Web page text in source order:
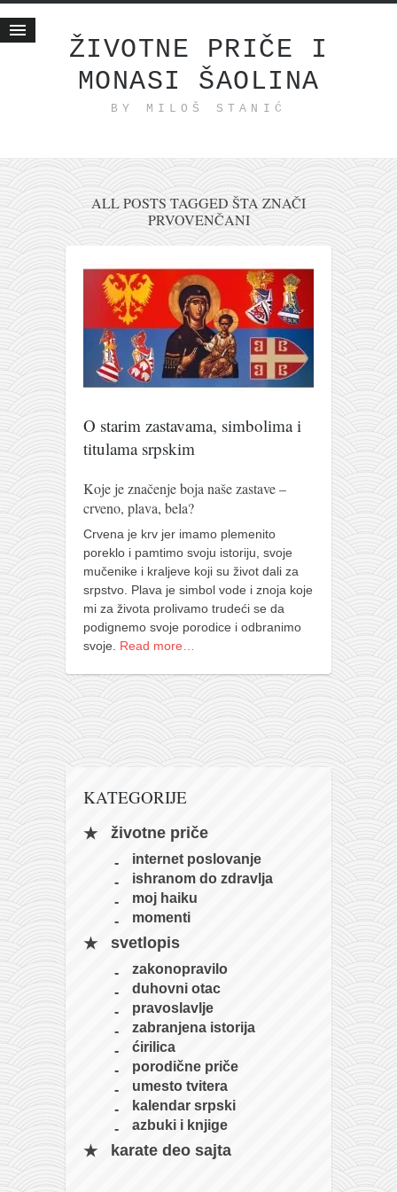
ŽIVOTNE PRIČE I
MONASI ŠAOLINA
BY MILOŠ STANIĆ
Životne priče
internet poslovanje
ishranom do zdravlja
moj haiku
bonus sadržaj
Svetlopis
zakonopravilo
duhovni otac
zabranjena istorija
ćirilica
porodične priče
umesto tvitera
kalendar srpski
azbuki i knjige
Okinava karate
najnovije na blogu
istorija karatea
bubishi
karate
kushanku
temashiwari
timbei rochin
tsunami dojo
program
snimci nastupa
ALL POSTS TAGGED ŠTA ZNAČI
PRVOVENČANI
O starim zastavama, simbolima i
titulama srpskim
Koje je značenje boja naše zastave –
crveno, plava, bela?
Crvena je krv jer imamo plemenito
poreklo i pamtimo svoju istoriju, svoje
mučenike i kraljeve koji su život dali za
srpstvo. Plava je simbol vode i znoja koje
mi za života prolivamo trudeći se da
podignemo svoje porodice i odbranimo
svoje. Read more…
KATEGORIJE
životne priče
internet poslovanje
ishranom do zdravlja
moj haiku
momenti
svetlopis
zakonopravilo
duhovni otac
pravoslavlje
zabranjena istorija
ćirilica
porodične priče
umesto tvitera
kalendar srpski
azbuki i knjige
karate deo sajta